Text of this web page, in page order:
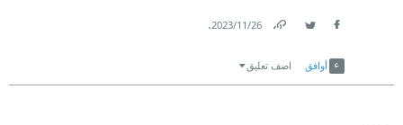
26‏/11‏/2023
.
أوافق اضف تعليق